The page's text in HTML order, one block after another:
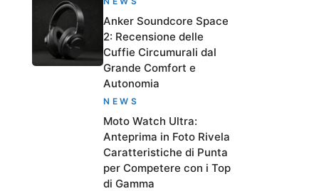
Anker Soundcore Space
2: Recensione delle
Cuffie Circumurali dal
Grande Comfort e
Autonomia
NEWS
Moto Watch Ultra:
Anteprima in Foto Rivela
Caratteristiche di Punta
per Competere con i Top
di Gamma